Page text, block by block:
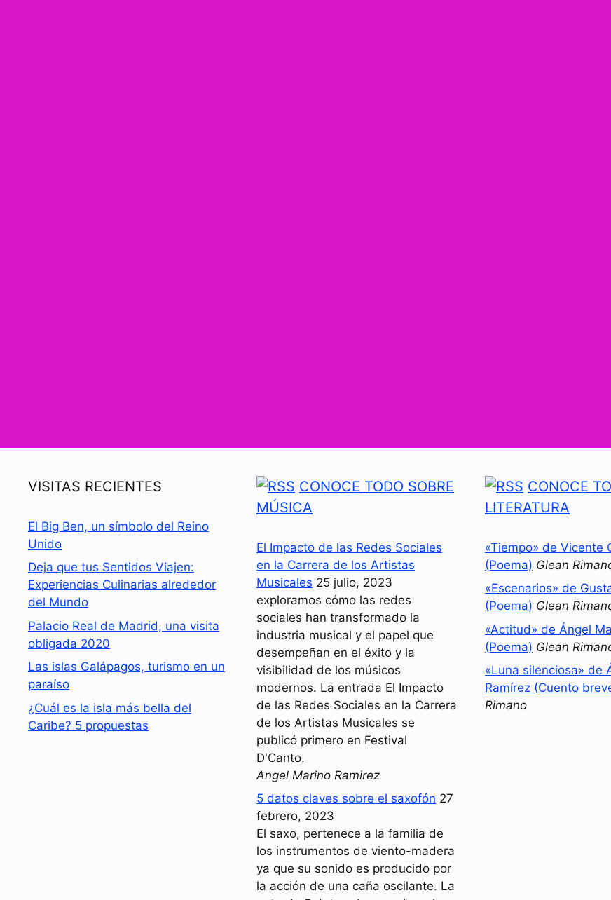
VISITAS RECIENTES
El Big Ben, un símbolo del Reino
Unido
Deja que tus Sentidos Viajen:
Experiencias Culinarias alrededor
del Mundo
Palacio Real de Madrid, una visita
obligada 2020
Las islas Galápagos, turismo en un
paraíso
¿Cuál es la isla más bella del
Caribe? 5 propuestas
CONOCE TODO SOBRE
MÚSICA
El Impacto de las Redes Sociales
en la Carrera de los Artistas
Musicales 25 julio, 2023
exploramos cómo las redes
sociales han transformado la
industria musical y el papel que
desempeñan en el éxito y la
visibilidad de los músicos
modernos. La entrada El Impacto
de las Redes Sociales en la Carrera
de los Artistas Musicales se
publicó primero en Festival
D'Canto.
Angel Marino Ramirez
5 datos claves sobre el saxofón 27
febrero, 2023
El saxo, pertenece a la familia de
los instrumentos de viento-madera
ya que su sonido es producido por
la acción de una caña oscilante. La
CONOCE
LITERATURA
«Tiempo» de Vicente
(Poema) Glean
«Escenarios» de
(Poema) Glean
«Actitud» de Ángel
(Poema) Glean
«Luna silenciosa» de
Ramírez (Cuento
Rimano